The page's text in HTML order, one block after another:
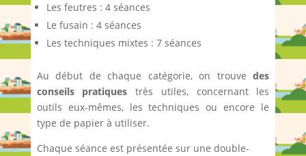
Les feutres : 4 séances
Le fusain : 4 séances
Les techniques mixtes : 7 séances
Au début de chaque catégorie, on trouvedes
conseils pratiques très utiles, concernant les
outils eux-mêmes, les techniques ou encore le
type de papier à utiliser.
Chaque séance est présentée sur une double-